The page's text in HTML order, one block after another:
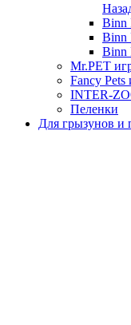
Binn
Binn
Binn
Mr.PET
Fancy
INTER-
Пеленки
Для грызунов и